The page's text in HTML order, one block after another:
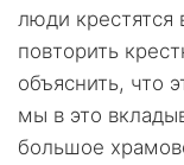
люди крестятся
повторить
объяснить, что
мы в это
большое